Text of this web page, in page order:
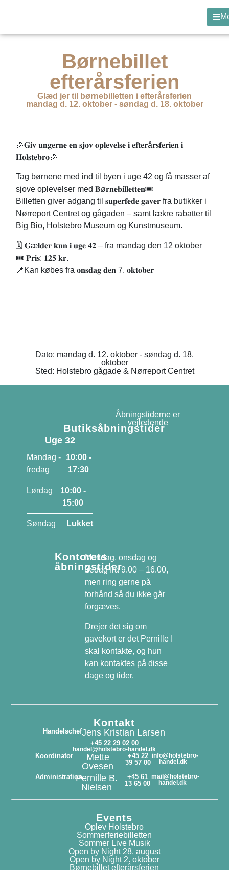
Børnebillet
efterårsferien
Glæd jer til børnebilletten i efterårsferien
mandag d. 12. oktober - søndag d. 18. oktober
🎉𝐆𝐢𝐯 𝐮𝐧𝐠𝐞𝐫𝐧𝐞 𝐞𝐧 𝐬𝐣𝐨𝐯 𝐨𝐩𝐥𝐞𝐯𝐞𝐥𝐬𝐞 𝐢 𝐞𝐟𝐭𝐞𝐫å𝐫𝐬𝐟𝐞𝐫𝐢𝐞𝐧 𝐢
𝐇𝐨𝐥𝐬𝐭𝐞𝐛𝐫𝐨🎉
Tag børnene med ind til byen i uge 42 og få masser af
sjove oplevelser med 𝐁ø𝐫𝐧𝐞𝐛𝐢𝐥𝐥𝐞𝐭𝐭𝐞𝐧🎟️
Billetten giver adgang til 𝐬𝐮𝐩𝐞𝐫𝐟𝐞𝐝𝐞 𝐠𝐚𝐯𝐞𝐫 fra butikker i
Nørreport Centret og gågaden – samt lækre rabatter til
Big Bio, Holstebro Museum og Kunstmuseum.
🗓 𝐆æ𝐥𝐝𝐞𝐫 𝐤𝐮𝐧 𝐢 𝐮𝐠𝐞 𝟒𝟐 – fra mandag den 12 oktober
🎟 𝐏𝐫𝐢𝐬: 𝟏𝟐𝟓 𝐤𝐫.
📍Kan købes fra 𝐨𝐧𝐬𝐝𝐚𝐠 𝐝𝐞𝐧 7. 𝐨𝐤𝐭𝐨𝐛𝐞𝐫
Dato: mandag d. 12. oktober - søndag d. 18.
oktober
Sted: Holstebro gågade & Nørreport Centret
Butiksåbningstider
Uge 32
Mandag -
fredag
10:00 -
17:30
Lørdag
10:00 -
15:00
Søndag Lukket
Åbningstiderne er
vejledende
Kontorets
åbningstider
Mandag, onsdag og
fredag fra 9.00 – 16.00,
men ring gerne på
forhånd så du ikke går
forgæves.
Drejer det sig om
gavekort er det Pernille I
skal kontakte, og hun
kan kontaktes på disse
dage og tider.
Kontakt
HandelschefJens Kristian Larsen
+45 22 29 02 00
handel@holstebro-handel.dk
Koordinator
Mette
Ovesen
+45 22
39 57 00
info@holstebro-
handel.dk
AdministrationPernille B.
Nielsen
+45 61
13 65 00
mail@holstebro-
handel.dk
Events
Oplev Holstebro
Sommerferiebilletten
Sommer Live Musik
Open by Night 28. august
Open by Night 2. oktober
Børnebillet efterårsferien